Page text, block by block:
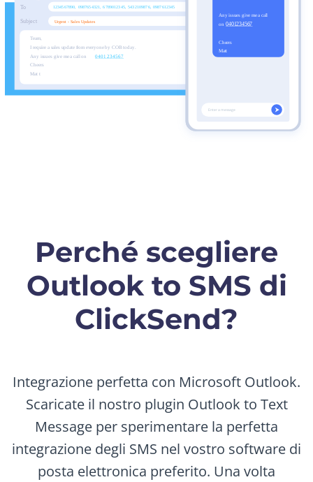
Perché scegliere
Outlook to SMS di
ClickSend?
Integrazione perfetta con Microsoft Outlook.
Scaricate il nostro plugin Outlook to Text
Message per sperimentare la perfetta
integrazione degli SMS nel vostro software di
posta elettronica preferito. Una volta